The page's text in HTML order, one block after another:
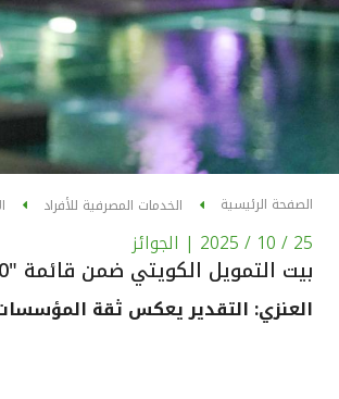
الصفحة الرئيسية الخدمات المصرفية للأفراد
25 / 10 / 2025 | الجوائز
بيت التمويل الكويتي ضمن قائمة "Legal 500" لأفضل المؤسسات في الإدارة القانونية
العنزي: التقدير يعكس ثقة